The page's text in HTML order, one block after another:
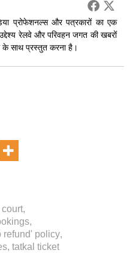
प्रोफेशनल्स और पत्रकारों का एक
रेलवे और परिवहन जगत की खबरों
के साथ प्रस्तुत करना है।
court,
,
refund' policy,
, tatkal ticket